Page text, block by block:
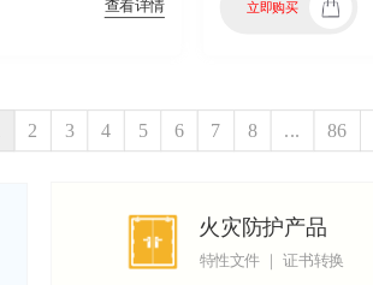
查看详情 立即购买
2 3 4 5 6 7 8 ... 86
火灾防护产品
特性文件 ｜ 证书转换